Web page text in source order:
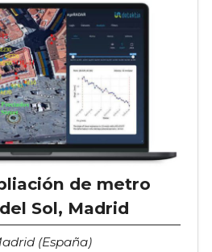
de metro
Sol, Madrid
(España)